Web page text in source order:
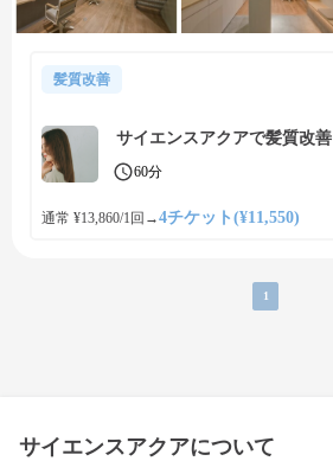
髪質改善
サイエンスアクアで髪質改善
60分
通常 ¥13,860/1回 →4チケット(¥11,550)
1
サイエンスアクアについて